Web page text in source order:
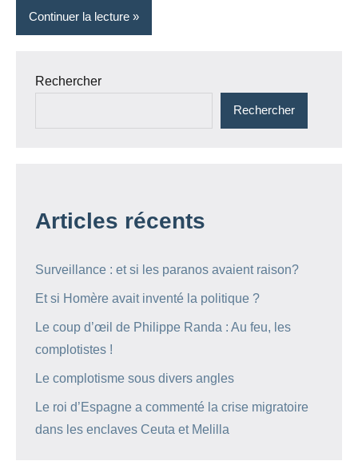
Continuer la lecture
Rechercher
Rechercher
Articles récents
Surveillance : et si les paranos avaient raison?
Et si Homère avait inventé la politique ?
Le coup d’œil de Philippe Randa : Au feu, les
complotistes !
Le complotisme sous divers angles
Le roi d’Espagne a commenté la crise migratoire
dans les enclaves Ceuta et Melilla